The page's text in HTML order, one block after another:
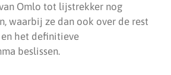
Omlo tot lijstrekker nog
waarbij ze dan ook over de rest
het definitieve
beslissen.